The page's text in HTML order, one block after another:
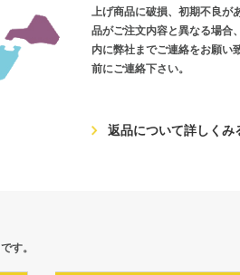
上げ商品に破損、初期不良が
品がご注文内容と異なる場合
内に弊社までご連絡をお願い
前にご連絡下さい。
返品について詳しくみ
す。